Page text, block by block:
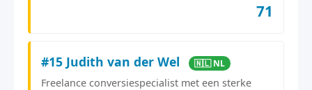
71
#15 Judith van der Wel 🇳🇱 NL
Freelance conversiespecialist met een sterke